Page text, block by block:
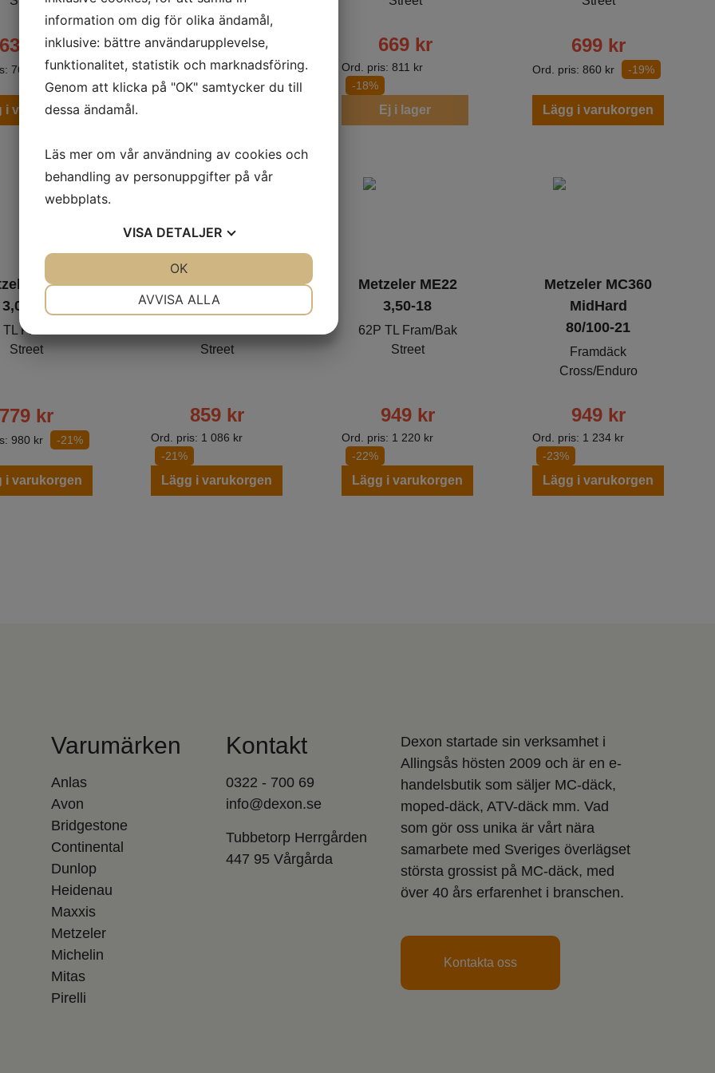
639 kr
761 -16%
i varukorgen
669kr
Ord. pris:811kr -18%
669kr
Ord. pris:811 kr
-18%
Ej i lager
699kr
Ord. pris:860 kr -19%
Lägg i varukorgen
ME22
3,00-18
Fram/Bak
Street
779 kr
980 kr -21%
i varukorgen
Metzeler ME22
3,25-18
Street
859kr
Ord. pris: 1 086 kr
-21%
Lägg i varukorgen
Metzeler ME22
3,50-18
62P TL Fram/Bak
Street
949kr
Ord. pris: 1 220 kr
-22%
Lägg i varukorgen
Metzeler MC360
MidHard
80/100-21
Framdäck
Cross/Enduro
949kr
Ord. pris: 1 234 kr
-23%
Lägg i varukorgen
Varumärken
Anlas
Avon
Bridgestone
Continental
Dunlop
Heidenau
Maxxis
Metzeler
Michelin
Mitas
Pirelli
Kontakt
0322 - 700 69
info@dexon.se
Tubbetorp Herrgården
447 95 Vårgårda
Dexon startade sin verksamhet i
Allingsås hösten 2009 och är en e-
handelsbutik som säljer MC-däck,
moped-däck, ATV-däck mm. Vad
som gör oss unika är vårt nära
samarbete med Sveriges överlägset
största grossist på MC-däck, med
över 40 års erfarenhet i branschen.
Kontakta oss
information om dig för olika ändamål,
inklusive: bättre användarupplevelse,
funktionalitet, statistik och marknadsföring.
Genom att klicka på "OK" samtycker du till
dessa ändamål.
Läs mer om vår användning av cookies och
behandling av personuppgifter på vår
webbplats.
VISA DETALJER
STATISTIK
AVVISA ALLA
OK